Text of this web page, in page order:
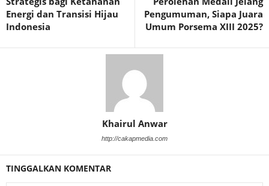
Energi dan Transisi Hijau
Indonesia
Pengumuman, Siapa Juara
Umum Porsema XIII 2025?
Khairul Anwar
http://cakapmedia.com
TINGGALKAN KOMENTAR